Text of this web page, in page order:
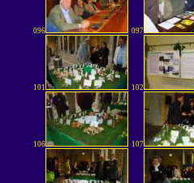
096 097
101 102
106 107